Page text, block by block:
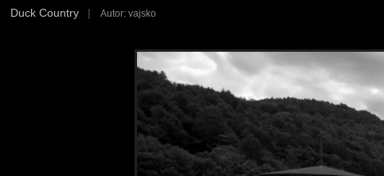
Duck Country | Autor: vajsko